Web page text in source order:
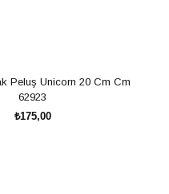
Peluş Unicorn 20 Cm Cm
62923
₺175,00